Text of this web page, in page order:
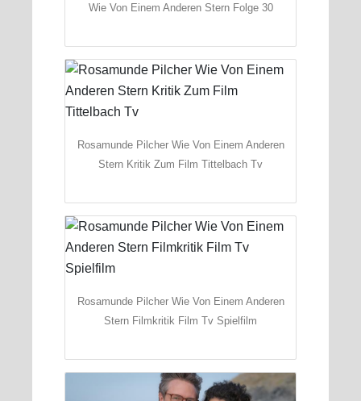
Wie Von Einem Anderen Stern Folge 30
Rosamunde Pilcher Wie Von Einem Anderen
Stern Kritik Zum Film Tittelbach Tv
Rosamunde Pilcher Wie Von Einem Anderen
Stern Filmkritik Film Tv Spielfilm